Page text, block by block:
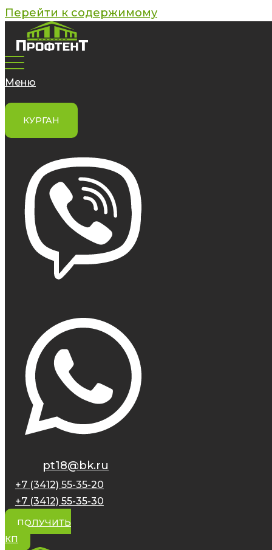
Перейти к содержимому
Меню
КУРГАН
pt18@bk.ru
+7 (3412) 55-35-20
+7 (3412) 55-35-30
ПОЛУЧИТЬ
КП